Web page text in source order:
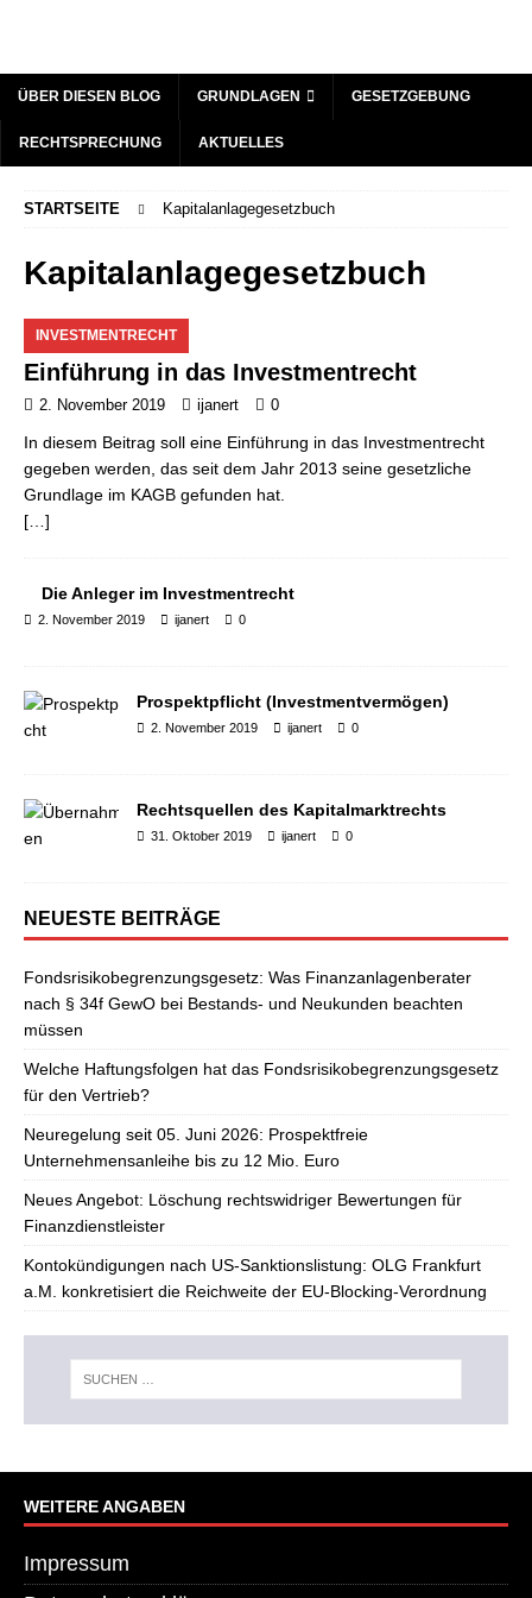
ÜBER DIESEN BLOG GRUNDLAGEN GESETZGEBUNG
RECHTSPRECHUNG AKTUELLES
STARTSEITE Kapitalanlagegesetzbuch
Kapitalanlagegesetzbuch
INVESTMENTRECHT
Einführung in das Investmentrecht
2. November 2019 ijanert 0
In diesem Beitrag soll eine Einführung in das Investmentrecht
gegeben werden, das seit dem Jahr 2013 seine gesetzliche
Grundlage im KAGB gefunden hat.
[…]
Die Anleger im Investmentrecht
2. November 2019 ijanert 0
Prospektpflicht (Investmentvermögen)
2. November 2019 ijanert 0
Rechtsquellen des Kapitalmarktrechts
31. Oktober 2019 ijanert 0
NEUESTE BEITRÄGE
Fondsrisikobegrenzungsgesetz: Was Finanzanlagenberater
nach § 34f GewO bei Bestands- und Neukunden beachten
müssen
Welche Haftungsfolgen hat das Fondsrisikobegrenzungsgesetz
für den Vertrieb?
Neuregelung seit 05. Juni 2026: Prospektfreie
Unternehmensanleihe bis zu 12 Mio. Euro
Neues Angebot: Löschung rechtswidriger Bewertungen für
Finanzdienstleister
Kontokündigungen nach US-Sanktionslistung: OLG Frankfurt
a.M. konkretisiert die Reichweite der EU-Blocking-Verordnung
WEITERE ANGABEN
Impressum